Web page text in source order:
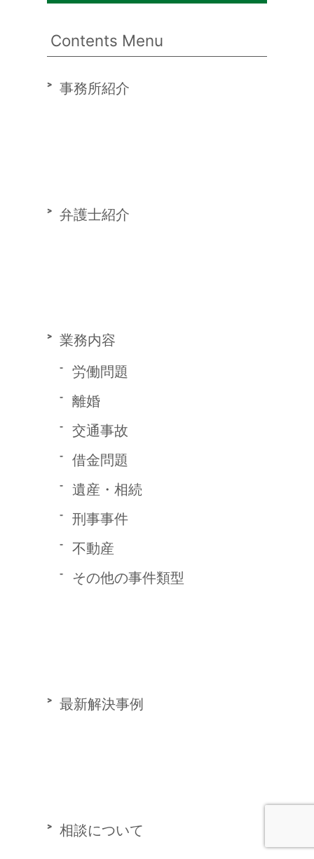
Contents Menu
事務所紹介
弁護士紹介
業務内容
労働問題
離婚
交通事故
借金問題
遺産・相続
刑事事件
不動産
その他の事件類型
最新解決事例
相談について